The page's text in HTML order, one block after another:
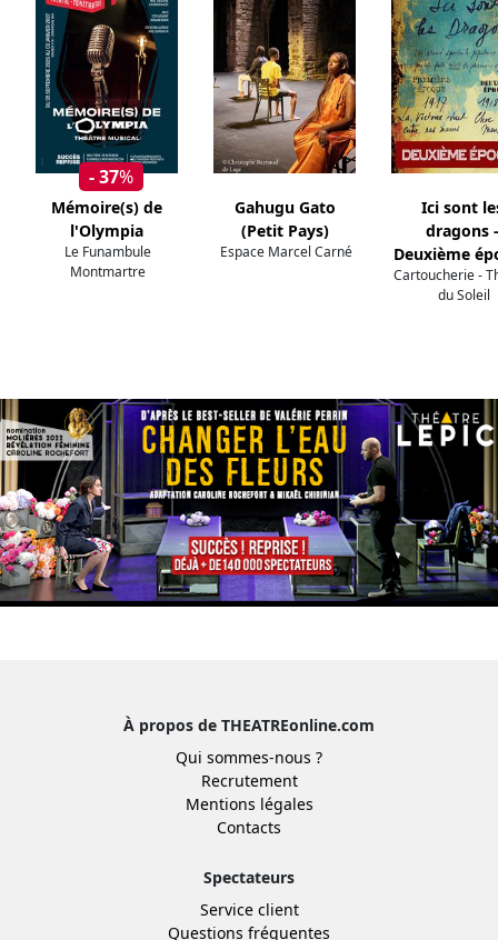
- 37%
Mémoire(s) de
l'Olympia
Le Funambule
Montmartre
Gahugu Gato
(Petit Pays)
Espace Marcel Carné
Ici sont
dragons -
Deuxième
Cartoucherie -
du Soleil
À propos de THEATREonline.com
Qui sommes-nous ?
Recrutement
Mentions légales
Contacts
Spectateurs
Service client
Questions fréquentes